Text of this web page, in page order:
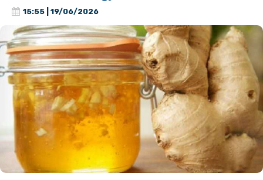
15:55 | 19/06/2026